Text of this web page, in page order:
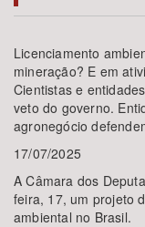
Subtema
Área de Levantamento
Área Protegida
Licenciamento
mineração? E em
Cientistas e
veto do governo.
agronegócio
17/07/2025
A Câmara dos
feira, 17, um projeto
ambiental no Brasil.